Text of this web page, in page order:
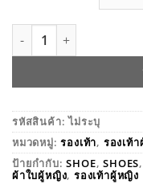
รหัสสินค้า:ไม่ระบุ
หมวดหมู่:รองเท้า, รองเท้า
ป้ายกำกับ:SHOE,SHOES,
ผ้าใบผู้หญิง,รองเท้าผู้หญิง